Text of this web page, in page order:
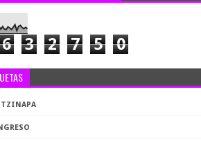
6 3 2 7 5 0